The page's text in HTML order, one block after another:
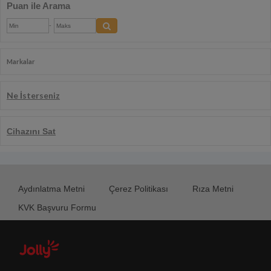
Puan ile Arama
-
Markalar
Ne İsterseniz
Aydınlatma Metni Çerez Politikası
Rıza Metni
KVK Başvuru Formu